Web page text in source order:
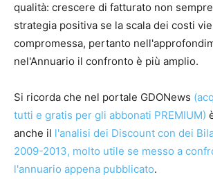
qualità: crescere di fatturato non
strategia positiva se la scala dei costi
compromessa, pertanto
nel'Annuario il confronto è più amplio.
Si ricorda che nel portale GDONews
tutti e gratis per gli abbonati PREMIUM)
anche il l'analisi dei Discount con dei
2009-2013, molto utile se messo a
l'annuario appena pubblicato.